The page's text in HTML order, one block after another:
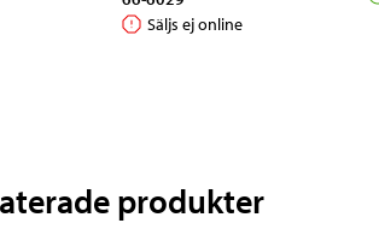
Säljs ej online
produkter